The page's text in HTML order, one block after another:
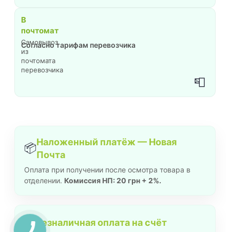
📮
В
почтомат
Самовывоз
из
почтомата
перевозчика
Согласно тарифам перевозчика
📦Наложенный платёж — Новая
Почта
Оплата при получении после осмотра товара в
отделении. Комиссия НП: 20 грн + 2%.
🏦 Безналичная оплата на счёт